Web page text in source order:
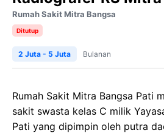
Rumah Sakit Mitra Bangsa
Ditutup
2 Juta - 5 Juta Bulanan
Rumah Sakit Mitra Bangsa Pati
sakit swasta kelas C milik
Pati yang dipimpin oleh putra